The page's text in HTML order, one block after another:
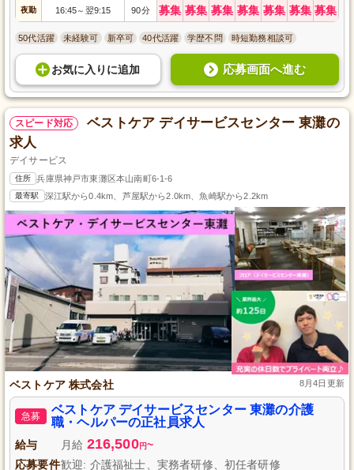
夜勤 16:45～ 翌9:15 90分 募集 募集 募集 募集 募集 募集 募集
50代活躍 未経験可 新卒可 40代活躍 学歴不問 時短勤務相談可
お気に入り に追加 応募画面へ進む
スピード対応
ベストケア デイサービスセンター 東灘の
求人
デイサービス
住所 兵庫県神戸市東灘区本山南町6-1-6
最寄駅 深江駅から0.4km、芦屋駅から2.0km、魚崎駅から2.2km
ベストケア 株式会社 8月4日更新
急募
ベストケア デイサービスセンター 東灘の介護
職・ヘルパーの正社員求人
給与 月給 216,500円~
応募要件歓迎: 介護福祉士、実務者研修、初任者研修